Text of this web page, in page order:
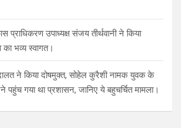
प्राधिकरण उपाध्यक्ष संजय तीर्थवानी ने किया
का भव्य स्वागत।
ने किया दोषमुक्त, सोहेल कुरैशी नामक युवक के
गया था प्रशासन, जानिए ये बहुचर्चित मामला।